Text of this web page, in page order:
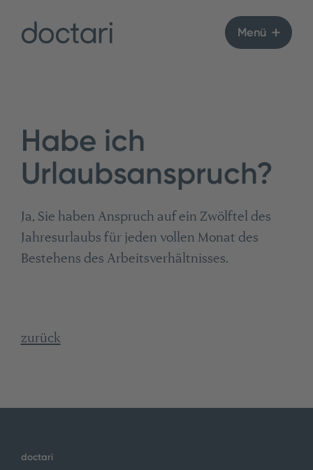
Menü
Habe ich
Urlaubsanspruch?
Ja, Sie haben Anspruch auf ein Zwölftel des
Jahresurlaubs für jeden vollen Monat des
Bestehens des Arbeitsverhältnisses.
zurück
doctari